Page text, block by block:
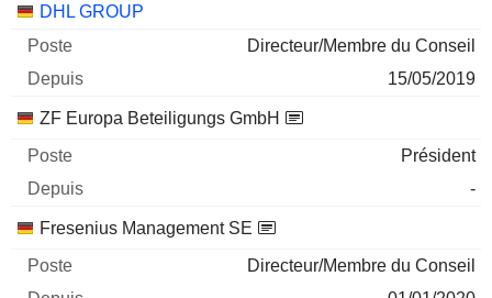
Sociétés Poste
DHL GROUP
Directeur/Membre du Conseil
15/05/2019
ZF Europa Beteiligungs GmbH
Président
-
Fresenius Management SE
Directeur/Membre du Conseil